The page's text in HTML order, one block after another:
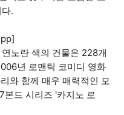
.
노란 색의 건물은 228개
년 로맨틱 코미디 영화
와 함께 매우 매력적인 모
본드 시리즈 '카지노 로